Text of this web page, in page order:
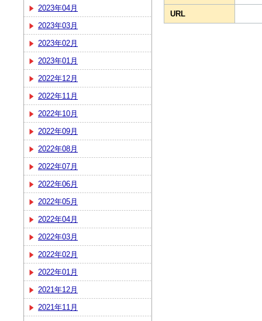
2023年04月
2023年03月
2023年02月
2023年01月
2022年12月
2022年11月
2022年10月
2022年09月
2022年08月
2022年07月
2022年06月
2022年05月
2022年04月
2022年03月
2022年02月
2022年01月
2021年12月
2021年11月
URL